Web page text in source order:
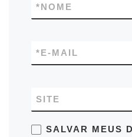
NOME
*
E-MAIL
*
SITE
SALVAR MEUS